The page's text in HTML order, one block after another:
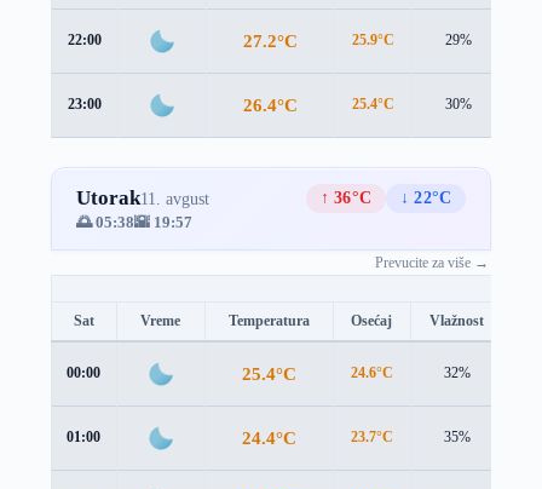
22:00 27.2°C 25.9°C 29%
23:00 26.4°C 25.4°C 30%
Utorak11. avgust ↑ 36°C
↓ 22°C
🌅 05:38🌇 19:57
Prevucite za više →
Sat Vreme Temperatura Osećaj Vlažnost
00:00 25.4°C 24.6°C 32%
01:00 24.4°C 23.7°C 35%